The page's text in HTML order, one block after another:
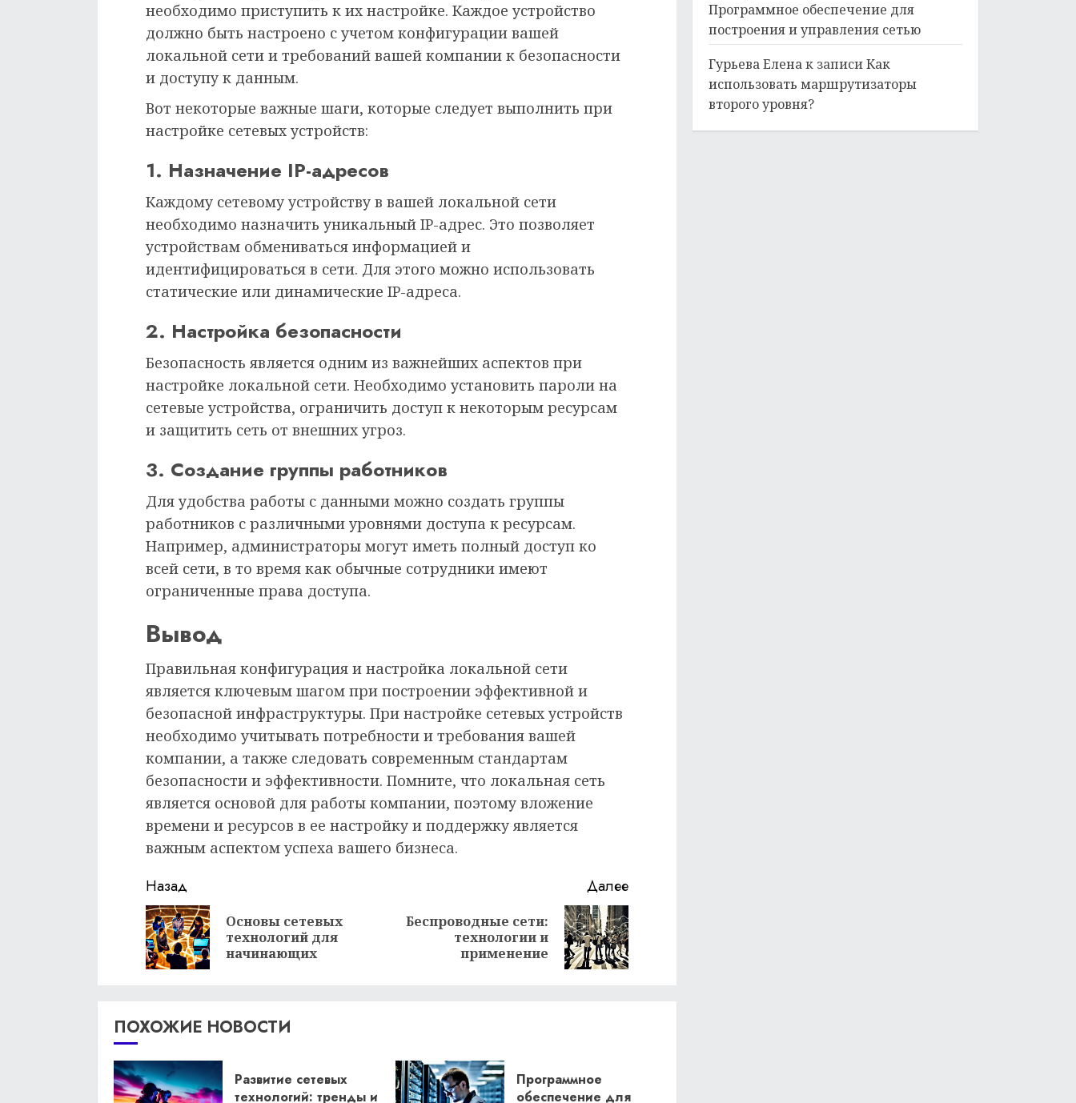
необходимо приступить к их настройке. Каждое устройство
должно быть настроено с учетом конфигурации вашей
локальной сети и требований вашей компании к безопасности
и доступу к данным.
Вот некоторые важные шаги, которые следует выполнить при
настройке сетевых устройств:
1. Назначение IP-адресов
Каждому сетевому устройству в вашей локальной сети
необходимо назначить уникальный IP-адрес. Это позволяет
устройствам обмениваться информацией и
идентифицироваться в сети. Для этого можно использовать
статические или динамические IP-адреса.
2. Настройка безопасности
Безопасность является одним из важнейших аспектов при
настройке локальной сети. Необходимо установить пароли на
сетевые устройства, ограничить доступ к некоторым ресурсам
и защитить сеть от внешних угроз.
3. Создание группы работников
Для удобства работы с данными можно создать группы
работников с различными уровнями доступа к ресурсам.
Например, администраторы могут иметь полный доступ ко
всей сети, в то время как обычные сотрудники имеют
ограниченные права доступа.
Вывод
Правильная конфигурация и настройка локальной сети
является ключевым шагом при построении эффективной и
безопасной инфраструктуры. При настройке сетевых устройств
необходимо учитывать потребности и требования вашей
компании, а также следовать современным стандартам
безопасности и эффективности. Помните, что локальная сеть
является основой для работы компании, поэтому вложение
времени и ресурсов в ее настройку и поддержку является
важным аспектом успеха вашего бизнеса.
Продолжить
чтение
Назад
Предыдущая
Основы сетевых
технологий для
начинающих
Далее
Следующая
Беспроводные сети:
технологии и
применение
ПОХОЖИЕ НОВОСТИ
Развитие сетевых
технологий: тренды и
Программное
обеспечение для
Программное обеспечение для
построения и управления сетью
Гурьева Еленак записиКак
использовать маршрутизаторы
второго уровня?